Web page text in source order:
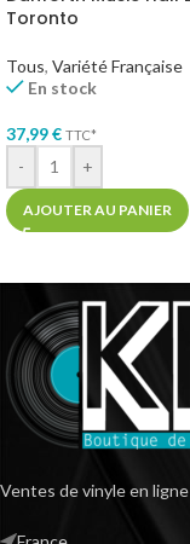
Toronto
Tous, Variété Française
En stock
37,99€ TTC*
- +
AJOUTER AU PANIER
Ventes de vinyle en